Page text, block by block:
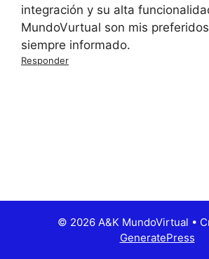
integración y su alta
MundoVurtual son mis
siempre informado.
Responder
© 2026 A&K MundoVirtual •
GeneratePress